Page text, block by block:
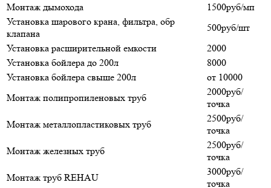
Монтаж дымохода
1500руб/мп
Установка шарового крана, фильтра, обр
клапана
500руб/шт
Установка расширительной емкости
2000
Установка бойлера до 200л
8000
Установка бойлера свыше 200л
от 10000
Монтаж полипропиленовых труб
2000руб/
точка
Монтаж металлопластиковых труб
2500руб/
точка
Монтаж железных труб
2500руб/
точка
Монтаж труб REHAU
3000руб/
точка